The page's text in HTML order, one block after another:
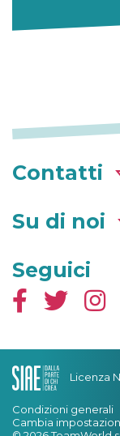
Contatti
Su di noi
Seguici
Licenza
Condizioni generali
Cambia